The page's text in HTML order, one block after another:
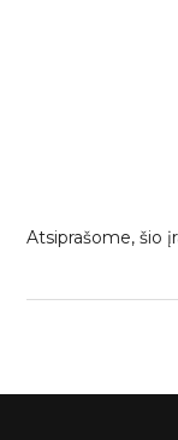
Atsiprašome, šio